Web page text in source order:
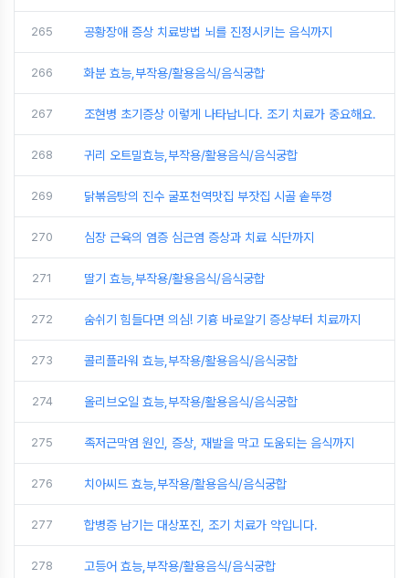
265 공황장애 증상 치료방법 뇌를 진정시키는 음식까지
266 화분 효능,부작용/활용음식/음식궁합
267 조현병 초기증상 이렇게 나타납니다. 조기 치료가 중요해요.
268 귀리 오트밀효능,부작용/활용음식/음식궁합
269 닭볶음탕의 진수 굴포천역맛집 부잣집 시골 솥뚜껑
270 심장 근육의 염증 심근염 증상과 치료 식단까지
271 딸기 효능,부작용/활용음식/음식궁합
272 숨쉬기 힘들다면 의심! 기흉 바로알기 증상부터 치료까지
273 콜리플라워 효능,부작용/활용음식/음식궁합
274 올리브오일 효능,부작용/활용음식/음식궁합
275 족저근막염 원인, 증상, 재발을 막고 도움되는 음식까지
276 치아씨드 효능,부작용/활용음식/음식궁합
277 합병증 남기는 대상포진, 조기 치료가 약입니다.
278 고등어 효능,부작용/활용음식/음식궁합